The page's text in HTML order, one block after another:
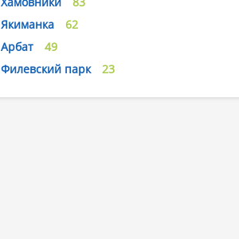
Якиманка
62
Арбат
49
Филевский парк
23